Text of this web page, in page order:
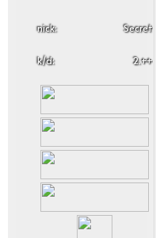
nick: Secret
k/d: 2.++